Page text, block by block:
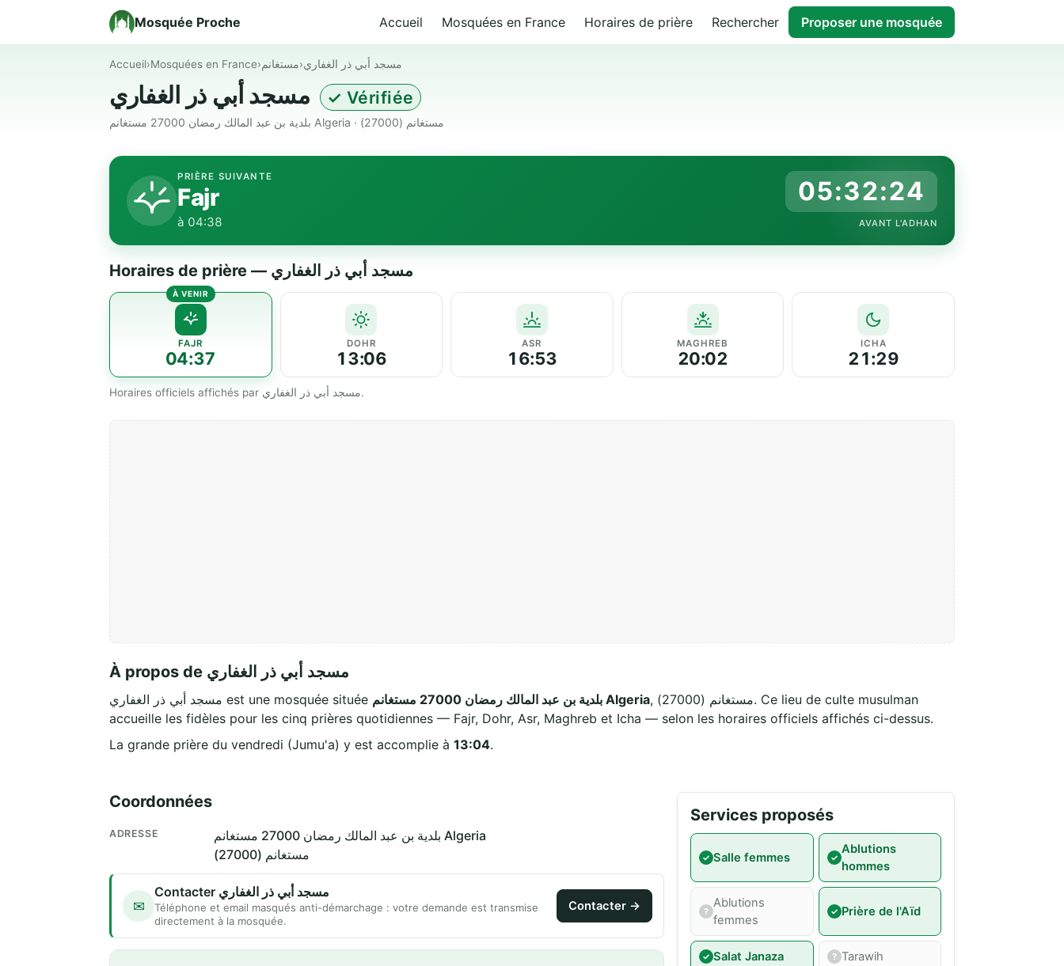
Mosquée Proche Accueil Mosquées en France Horaires de prière Rechercher Proposer une mosquée
Accueil›Mosquées en France›مستغانم›مسجد أبي ذر الغفاري
✓ Vérifiée
بلدية بن عبد المالك رمضان 27000 مستغانم Algeria · مستغانم (27000)
PRIÈRE SUIVANTE
Fajr
à 04:38
05:32:23
AVANT L'ADHAN
Horaires de prière — مسجد أبي ذر الغفاري
FAJR
04:37
DOHR
13:06
ASR
16:53
MAGHREB
20:02
ICHA
21:29
Horaires officiels affichés par مسجد أبي ذر الغفاري.
À propos de مسجد أبي ذر الغفاري
مسجد أبي ذر الغفاري est une mosquée située بلدية بن عبد المالك رمضان 27000 مستغانم Algeria, مستغانم (27000). Ce lieu de culte musulman
accueille les fidèles pour les cinq prières quotidiennes — Fajr, Dohr, Asr, Maghreb et Icha — selon les horaires officiels affichés ci-dessus.
La grande prière du vendredi (Jumu'a) y est accomplie à 13:04.
Coordonnées
ADRESSE
بلدية بن عبد المالك رمضان 27000 مستغانم Algeria
مستغانم (27000)
✉
Contacter مسجد أبي ذر الغفاري
Téléphone et email masqués anti-démarchage : votre demande est transmise
directement à la mosquée.
Contacter →
Services proposés
Salle femmes
Ablutions
hommes
Ablutions
femmes
Prière de l'Aïd
Salat Janaza Tarawih